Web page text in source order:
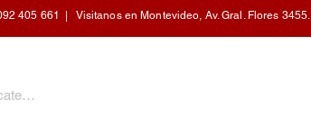
405 661 | Visitanos en Montevideo, Av. Gral. Flores 3455.